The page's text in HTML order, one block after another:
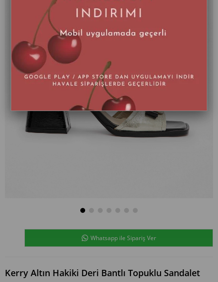
Whatsapp ile Sipariş Ver
Kerry Altın Hakiki Deri Bantlı Topuklu Sandalet